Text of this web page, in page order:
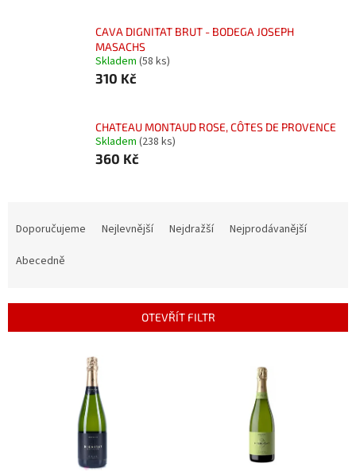
CAVA DIGNITAT BRUT - BODEGA JOSEPH
MASACHS
Skladem (58 ks)
310 Kč
CHATEAU MONTAUD ROSE, CÔTES DE PROVENCE
Skladem (238 ks)
360 Kč
r
Doporučujeme Nejlevnější Nejdražší
Nejprodávanější
Abecedně
OTEVŘÍT FILTR